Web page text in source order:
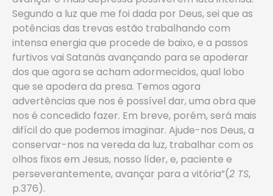
Segundo a luz que me foi dada por Deus, sei que as
potências das trevas estão trabalhando com
intensa energia que procede de baixo, e a passos
furtivos vai Satanás avançando para se apoderar
dos que agora se acham adormecidos, qual lobo
que se apodera da presa. Temos agora
advertências que nos é possível dar, uma obra que
nos é concedido fazer. Em breve, porém, será mais
difícil do que podemos imaginar. Ajude-nos Deus, a
conservar-nos na vereda da luz, trabalhar com os
olhos fixos em Jesus, nosso líder, e, paciente e
perseverantemente, avançar para a vitória”(2 TS,
p.376).